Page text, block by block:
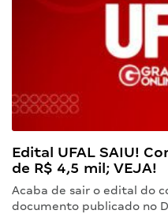
Edital UFAL SAIU!
de R$ 4,5 mil; VEJA!
Acaba de sair o edital do
documento publicado no